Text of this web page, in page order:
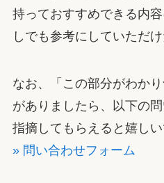
持っておすすめできる内
しでも参考にしていただけ
なお、「この部分がわか
がありましたら、以下の
指摘してもらえると嬉しい
» 問い合わせフォーム